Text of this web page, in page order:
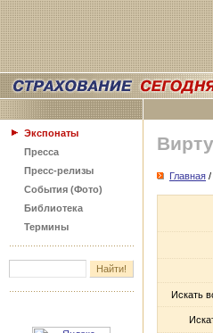
Экспонаты
Пресса
Пресс-релизы
События (Фото)
Библиотека
Термины
Главная /
Искать